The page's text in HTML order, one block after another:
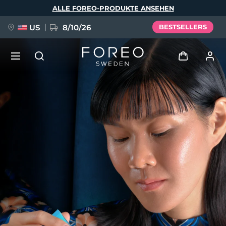
ALLE FOREO-PRODUKTE ANSEHEN
US 8/10/26 BESTSELLERS
Anmelden
Benutzerkonto
Meine Geräte
Meine Bestellungen
Meine Adressen
Meine Abonnements
FAQ™ Pure Beauty-Tech Elixir
issa™ Teeth Whitening Set
Deutsch
Español
Italiano
Português
Русский
Türkçe
繁體中文